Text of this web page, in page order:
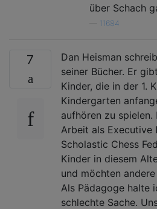
über Schach
11684
7
Dan Heisman
seiner Bücher. Er
Kinder, die in der 1.
Kindergarten
aufhören zu
Arbeit als Executive
Scholastic Chess
Kinder in diesem
und möchten
Als Pädagoge halte
schlechte Sache.